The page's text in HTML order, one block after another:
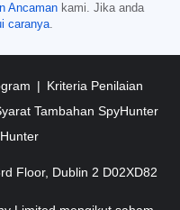
Ancaman kami. Jika anda
caranya
Kriteria Penilaian
Tambahan SpyHunter
Floor, Dublin 2 D02XD82